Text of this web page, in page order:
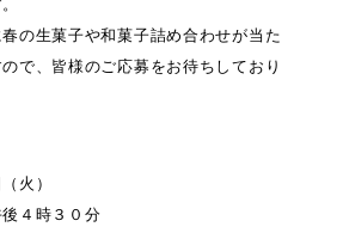
の生菓子や和菓子詰め合わせが当た
で、皆様のご応募をお待ちしており
火）
４時３０分